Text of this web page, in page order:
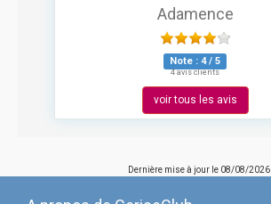
Adamence
Note : 4/ 5
4 avis clients
voir tous les avis
Dernière mise à jour le 08/08/2026